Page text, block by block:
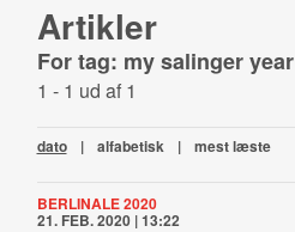
Artikler
For tag: my salinger year
1 - 1 ud af 1
dato | alfabetisk | mest læste
BERLINALE 2020
21. FEB. 2020 | 13:22